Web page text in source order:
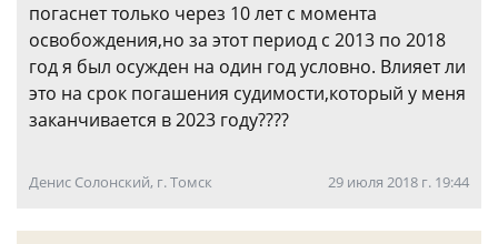
погаснет только через 10 лет с момента
освобождения,но за этот период с 2013 по 2018
год я был осужден на один год условно. Влияет ли
это на срок погашения судимости,который у меня
заканчивается в 2023 году????
Денис Солонский, г. Томск 29 июля 2018 г. 19:44